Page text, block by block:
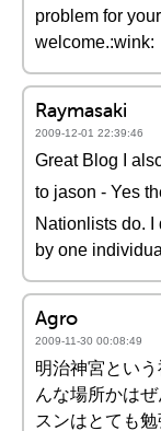
problem for
welcome.:wink:
Raymasaki
2009-12-01 22:39:46
Great Blog I
to jason - Yes
Nationlists do.
by one
Agro
2009-11-30 00:08:49
明治神宮とい
んな場所かは
スンはとても勉